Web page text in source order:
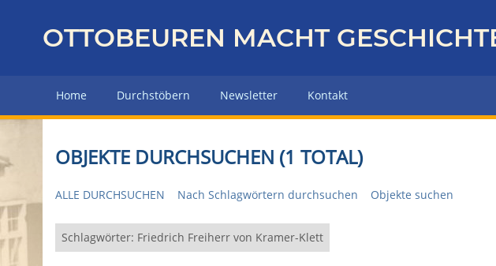
z
r
H
u
p
OTTOBEUREN MACHT
Home Durchstöbern Newsletter Kontakt
OBJEKTE DURCHSUCHEN (1 TOTAL)
ALLE DURCHSUCHEN Nach Schlagwörtern durchsuchen Objekte suchen
Schlagwörter: Friedrich Freiherr von Kramer-Klett